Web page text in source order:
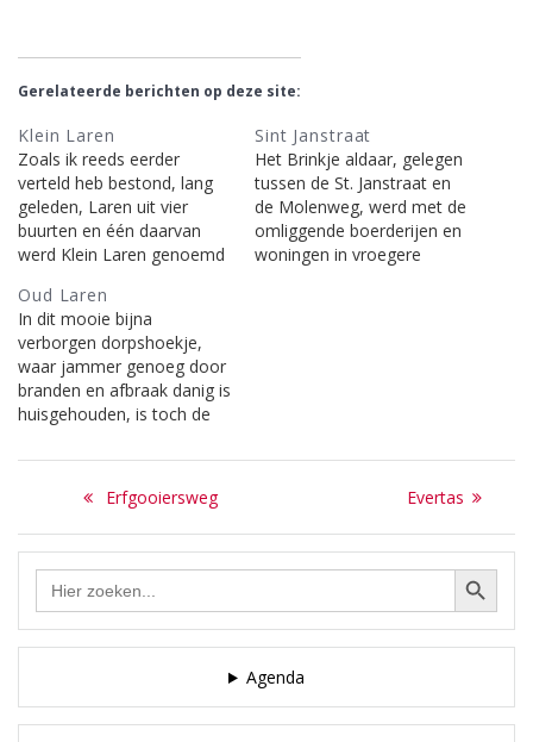
Gerelateerde berichten op deze site:
Klein Laren
Zoals ik reeds eerder
verteld heb bestond, lang
geleden, Laren uit vier
buurten en één daarvan
werd Klein Laren genoemd
de Kleinlarenweg. Toen op
de akkers langs de St.
Janstraat in plaats van het
koren nieuwe woningen
verrezen, besloot men de
straat die dáár aangelegd…
Sint Janstraat
Het Brinkje aldaar, gelegen
tussen de St. Janstraat en
de Molenweg, werd met de
omliggende boerderijen en
woningen in vroegere
Oud Laren
In dit mooie bijna
verborgen dorpshoekje,
waar jammer genoeg door
branden en afbraak danig is
huisgehouden, is toch de
en doet ons aan het oude
Laren denken, hetgeen de
straatnaam al vertelt. De
oorspronkelijke naam was
1ste Oosterendweg. [uit:
Laren door de straten
heen, door Gerard
Koekkoek]…
Bericht
navigatie
Previous
Erfgooiersweg
Next
Evertas
Zoek Zoekknop
Agenda